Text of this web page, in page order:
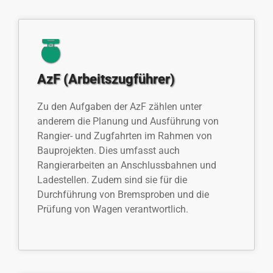
AzF (Arbeitszugführer)
Zu den Aufgaben der AzF zählen unter
anderem die Planung und Ausführung von
Rangier- und Zugfahrten im Rahmen von
Bauprojekten. Dies umfasst auch
Rangierarbeiten an Anschlussbahnen und
Ladestellen. Zudem sind sie für die
Durchführung von Bremsproben und die
Prüfung von Wagen verantwortlich.